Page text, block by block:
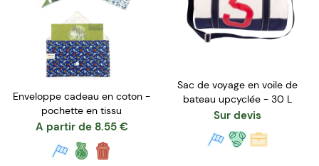
Enveloppe cadeau en coton -
pochette en tissu
A partir de 8.55 €
Sac de voyage en voile de
bateau upcyclée - 30 L
Sur devis